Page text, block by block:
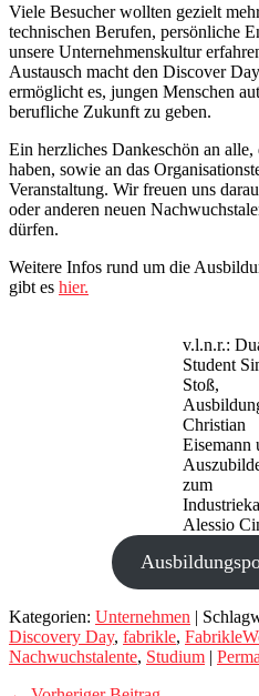
Viele Besucher wollten gezielt
technischen Berufen, persönliche
unsere Unternehmenskultur
Austausch macht den Discover
ermöglicht es, jungen Menschen
berufliche Zukunft zu geben.
Ein herzliches Dankeschön an alle,
haben, sowie an das
Veranstaltung. Wir freuen uns
oder anderen neuen
dürfen.
Weitere Infos rund um die
gibt es hier.
v.l.n.r.:
Student
Stoß,
Christian
Eisemann
zum
Alessio
Kategorien: Unternehmen |
Discovery Day, fabrikle,
Nachwuchstalente, Studium |